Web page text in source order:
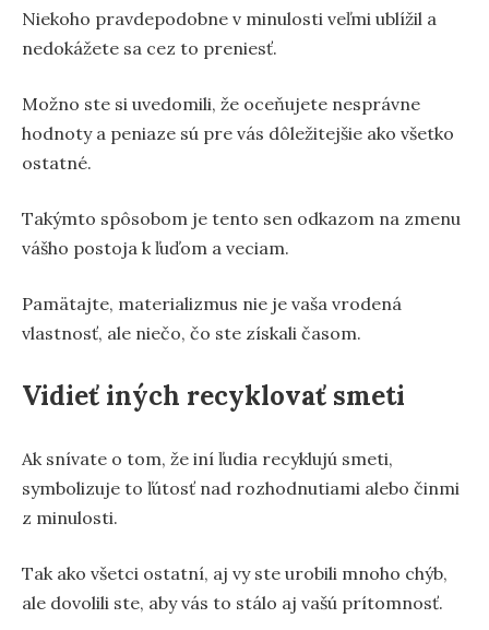
Niekoho pravdepodobne v minulosti veľmi ublížil a
nedokážete sa cez to preniesť.
Možno ste si uvedomili, že oceňujete nesprávne
hodnoty a peniaze sú pre vás dôležitejšie ako všetko
ostatné.
Takýmto spôsobom je tento sen odkazom na zmenu
vášho postoja k ľuďom a veciam.
Pamätajte, materializmus nie je vaša vrodená
vlastnosť, ale niečo, čo ste získali časom.
Vidieť iných recyklovať smeti
Ak snívate o tom, že iní ľudia recyklujú smeti,
symbolizuje to ľútosť nad rozhodnutiami alebo činmi
z minulosti.
Tak ako všetci ostatní, aj vy ste urobili mnoho chýb,
ale dovolili ste, aby vás to stálo aj vašú prítomnosť.